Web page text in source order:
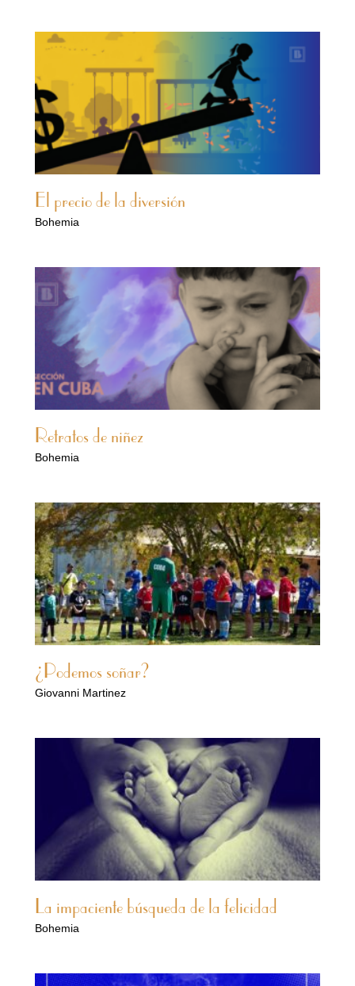
El precio de la diversión
Bohemia
Retratos de niñez
Bohemia
¿Podemos soñar?
Giovanni Martinez
La impaciente búsqueda de la felicidad
Bohemia